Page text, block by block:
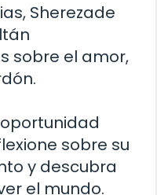
Sherezade
sobre el amor,
sobre su
y descubra
el mundo.